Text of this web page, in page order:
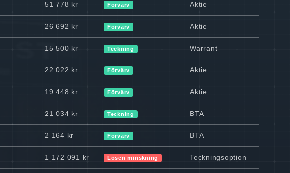
51 778 kr Förvärv Aktie
26 692 kr Förvärv Aktie
15 500 kr Teckning Warrant
22 022 kr Förvärv Aktie
19 448 kr Förvärv Aktie
21 034 kr Teckning BTA
2 164 kr Förvärv BTA
1 172 091 kr Lösen minskning Teckningsoption